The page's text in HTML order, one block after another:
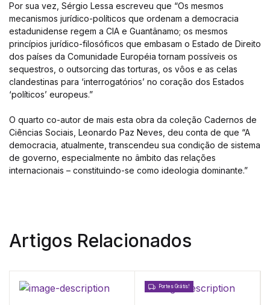
Por sua vez, Sérgio Lessa escreveu que “Os mesmos
mecanismos jurídico-políticos que ordenam a democracia
estadunidense regem a CIA e Guantânamo; os mesmos
princípios jurídico-filosóficos que embasam o Estado de Direito
dos países da Comunidade Européia tornam possíveis os
sequestros, o outsorcing das torturas, os vôos e as celas
clandestinas para ‘interrogatórios’ no coração dos Estados
‘políticos’ europeus.”
O quarto co-autor de mais esta obra da coleção Cadernos de
Ciências Sociais, Leonardo Paz Neves, deu conta de que “A
democracia, atualmente, transcendeu sua condição de sistema
de governo, especialmente no âmbito das relações
internacionais – constituindo-se como ideologia dominante.”
Artigos Relacionados
Portes Grátis!